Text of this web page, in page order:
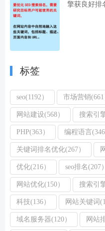
擎获良好排
标签
seo(1192） 市场营销(661
网站建设(568） 搜索引
PHP(363） 编程语言(346
关键词排名优化(267）
优化(216） seo排名(207）
网站优化(150） 搜索引
科技(136） 网站关键词
域名服务器(120） 网站